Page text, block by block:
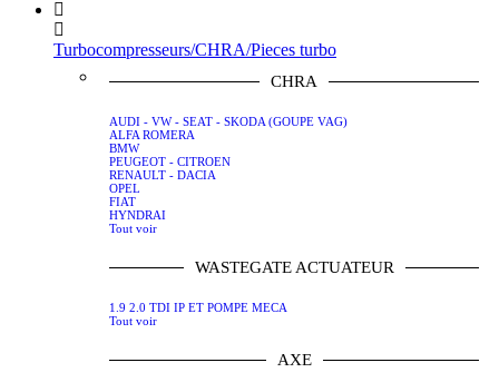
Turbocompresseurs/CHRA/Pieces turbo
CHRA
AUDI - VW - SEAT - SKODA (GOUPE VAG)
ALFA ROMERA
BMW
PEUGEOT - CITROEN
RENAULT - DACIA
OPEL
FIAT
HYNDRAI
Tout voir
WASTEGATE ACTUATEUR
1.9 2.0 TDI IP ET POMPE MECA
Tout voir
AXE